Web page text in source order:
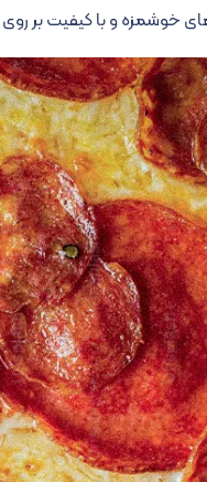
های خوشمزه و با کیفیت بر روی